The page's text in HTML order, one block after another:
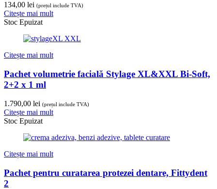
134,00 lei (prețul include TVA)
Citește mai mult
Stoc Epuizat
Citește mai mult
Pachet volumetrie facială Stylage XL&XXL Bi-Soft,
2+2 x 1 ml
1.790,00 lei (prețul include TVA)
Citește mai mult
Stoc Epuizat
Citește mai mult
Pachet pentru curatarea protezei dentare, Fittydent
2